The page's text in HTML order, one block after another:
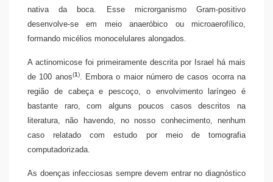
nativa da boca. Esse microrganismo Gram-positivo
desenvolve-se em meio anaeróbico ou microaerofílico,
formando micélios monocelulares alongados.
A actinomicose foi primeiramente descrita por Israel há mais
de 100 anos(1). Embora o maior número de casos ocorra na
região de cabeça e pescoço, o envolvimento laríngeo é
bastante raro, com alguns poucos casos descritos na
literatura, não havendo, no nosso conhecimento, nenhum
caso relatado com estudo por meio de tomografia
computadorizada.
As doenças infecciosas sempre devem entrar no diagnóstico